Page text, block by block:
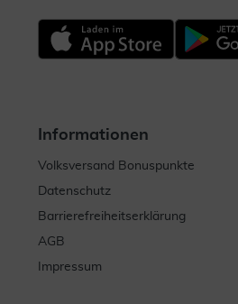
Informationen
Volksversand Bonuspunkte
Datenschutz
Barrierefreiheitserklärung
AGB
Impressum